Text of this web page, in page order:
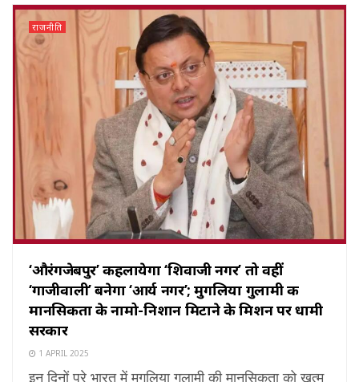
राजनीति
‘औरंगजेबपुर’ कहलायेगा ‘शिवाजी नगर’ तो वहीं
‘गाजीवाली’ बनेगा ‘आर्य नगर’; मुगलिया गुलामी की
मानसिकता के नामो-निशान मिटाने के मिशन पर धामी
सरकार
1 APRIL 2025
इन दिनों पूरे भारत में मुगलिया गुलामी की मानसिकता को खत्म